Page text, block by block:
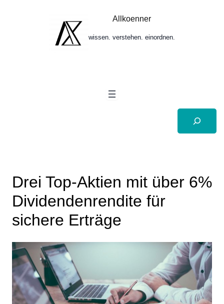
Allkoenner
wissen. verstehen. einordnen.
Suchen
Drei Top-Aktien mit über 6%
Dividendenrendite für
sichere Erträge